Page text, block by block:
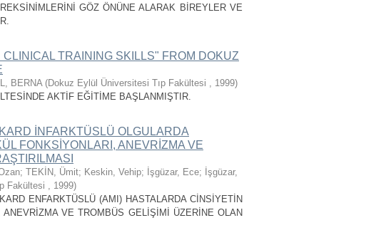
GÖZ ÖNÜNE ALARAK BİREYLER VE
TRAINING SKILLS" FROM DOKUZ
BERNA (Dokuz Eylül Üniversitesi Tıp Fakültesi , 1999)
AKTİF EĞİTİME BAŞLANMIŞTIR.
İNFARKTÜSLÜ OLGULARDA
FONKSİYONLARI, ANEVRİZMA VE
; TEKİN, Ümit; Keskin, Vehip; İşgüzar, Ece; İşgüzar,
Fakültesi , 1999)
ENFARKTÜSLÜ (AMI) HASTALARDA CİNSİYETİN
VE TROMBÜS GELİŞİMİ ÜZERİNE OLAN